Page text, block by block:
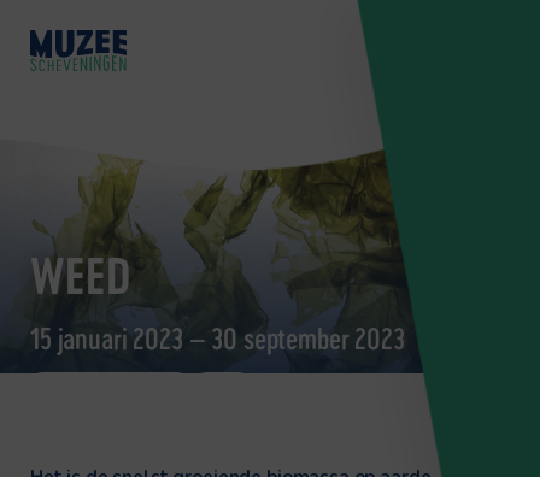
WEED
15 januari 2023 – 30 september 2023